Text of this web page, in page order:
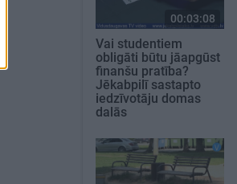
00:03:08
Vai studentiem
obligāti būtu jāapgūst
finanšu pratība?
Jēkabpilī sastapto
iedzīvotāju domas
dalās